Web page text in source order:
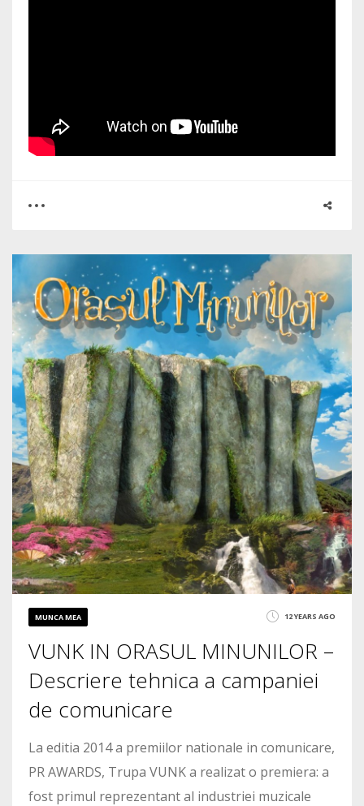
3560
MUNCA MEA 12 YEARS AGO
VUNK IN ORASUL MINUNILOR –
Descriere tehnica a campaniei
de comunicare
La editia 2014 a premiilor nationale in comunicare,
PR AWARDS, Trupa VUNK a realizat o premiera: a
fost primul reprezentant al industriei muzicale